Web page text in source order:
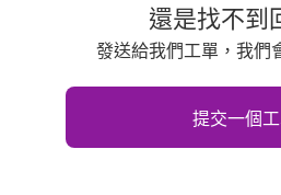
還是找不到
發送給我們工單，我們
提交一個